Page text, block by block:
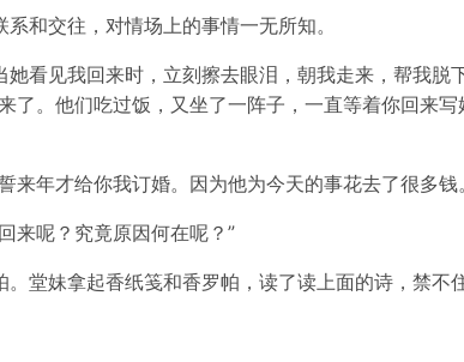
和交往，对情场上的事情一无所知。
看见我回来时，立刻擦去眼泪，朝我走来，帮我脱
了。他们吃过饭，又坐了一阵子，一直等着你回来
来年才给你我订婚。因为他为今天的事花去了很多钱
来呢？究竟原因何在呢？”
堂妹拿起香纸笺和香罗帕，读了读上面的诗，禁不